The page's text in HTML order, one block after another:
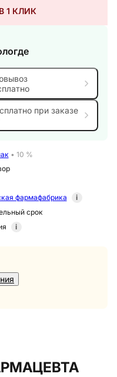
• 10 %
фармафабрика
i
срок
i
1 КЛИК
при заказе